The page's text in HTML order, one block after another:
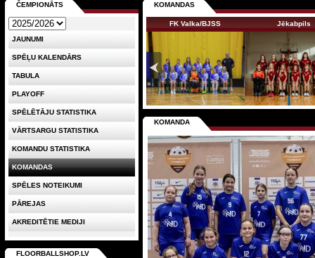
KOMANDAS
FK Valka/BJSS Jēkabpils
KOMANDA
ČEMPIONĀTS
JAUNUMI
SPĒĻU KALENDĀRS
TABULA
PLAYOFF
SPĒLĒTĀJU STATISTIKA
VĀRTSARGU STATISTIKA
KOMANDU STATISTIKA
KOMANDAS
SPĒLES NOTEIKUMI
PĀREJAS
AKREDITĒTIE MEDIJI
FLOORBALLSHOP.LV